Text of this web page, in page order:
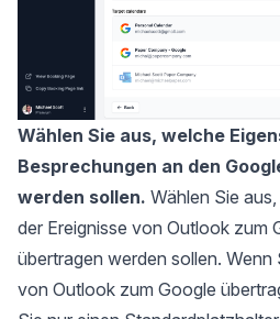
Wählen Sie aus, welche
Besprechungen an den
werden sollen. Wählen Sie
der Ereignisse von Outlook zum
übertragen werden sollen. Wenn
von Outlook zum Google